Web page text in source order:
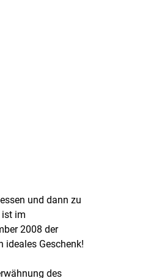
und dann zu
ist im
2008 der
ideales Geschenk!
des